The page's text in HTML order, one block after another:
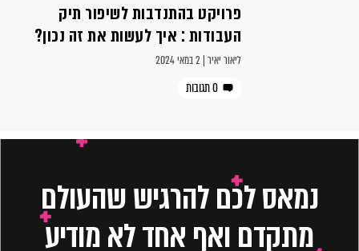
פרויקט בהתנדבות לשיפור תיק
העבודות : איך לעשות את זה נכון?
ליאור יאיר | 2 במאי 2024
0 תגובות
נמאס לכם להרגיש שהעולם
מתקדם ואף אחד לא מודיע